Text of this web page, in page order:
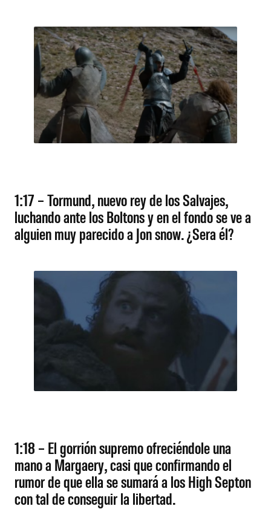
1:17 – Tormund, nuevo rey de los Salvajes,
luchando ante los Boltons y en el fondo se ve a
alguien muy parecido a Jon snow. ¿Sera él?
1:18 – El gorrión supremo ofreciéndole una
mano a Margaery, casi que confirmando el
rumor de que ella se sumará a los High Septon
con tal de conseguir la libertad.